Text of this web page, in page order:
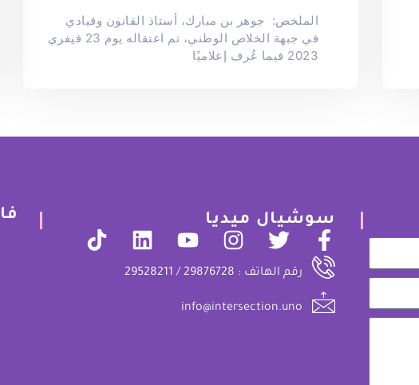
الملخص: جوهر بن مبارك، أستاذ القانون وقيادي
في جبهة الخلاص الوطني، تم اعتقاله يوم 23 فيفري
2023 فيما عُرف إعلاميًا
سوشيال ميديا
رقم الهاتف : 29876728 / 29528211
info@intersection.uno